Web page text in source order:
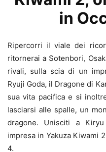
in
Ripercorri il viale dei
ritornerai a Sotenbori,
rivali, sulla scia di un
Ryuji Goda, il Dragone di
sua vita pacifica e si
lasciarsi alle spalle, un
dragone. Unisciti a
impresa in Yakuza Kiwami
4.